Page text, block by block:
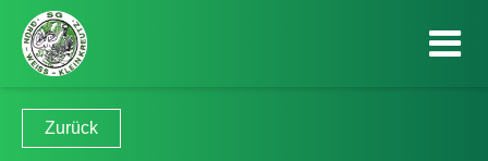
Zurück